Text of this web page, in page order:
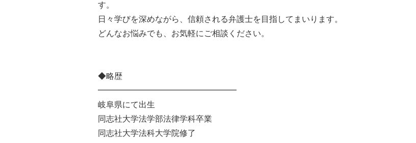
す。
日々学びを深めながら、信頼される弁護士を目指してまいります。
どんなお悩みでも、お気軽にご相談ください。
◆略歴
━━━━━━━━━━━━━━━━━
岐阜県にて出生
同志社大学法学部法律学科卒業
同志社大学法科大学院修了